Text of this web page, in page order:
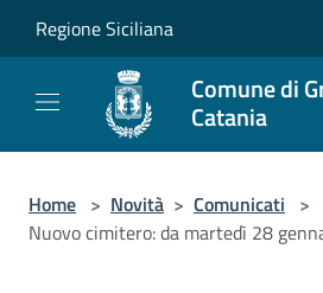
Regione Siciliana
Comune di
Catania
Home > Novità > Comunicati >
Nuovo cimitero: da martedì 28